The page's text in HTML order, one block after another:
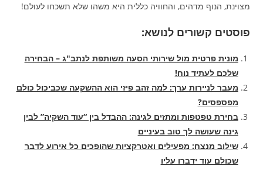
מצוינת, הנוף מדהים, והחוויה כללית היא משהו שלא תשכחו לעולם!
פוסטים קשורים לנושא:
מונית פרטית מול שירותי הסעה משותפת לנתב"ג – הבחירה
שלכם לעתיד נוח!
מעבר לניירות ערך: למה זהב פיזי הוא ההשקעה שכביכול כולם
מפספסים?
בחירת טפטפות ומתזים לגינה: ההבדל בין “עוד השקיה” לבין
גינה שעושה לך טוב בעיניים
שילוב מנצח: מפעילים ואטרקציות שהופכים כל אירוע לדבר
שכולם עוד ידברו עליו